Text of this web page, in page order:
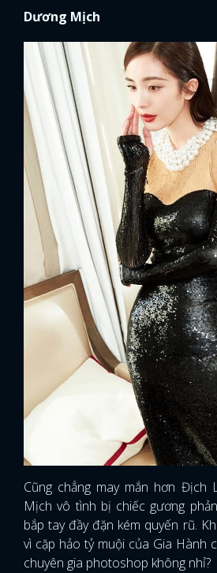
Dương Mịch
Cũng chẳng may mắn hơn Địch
Mịch vô tình bị chiếc gương
bắp tay đầy đặn kém quyến rũ.
vì cặp hảo tỷ muội của Gia Hành
chuyên gia photoshop không nhỉ?